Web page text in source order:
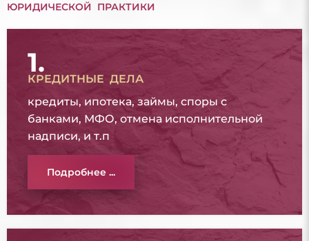
ЮРИДИЧЕСКОЙ ПРАКТИКИ
1.
КРЕДИТНЫЕ ДЕЛА
кредиты, ипотека, займы, споры с
банками, МФО, отмена исполнительной
надписи, и т.п
Подробнее ...